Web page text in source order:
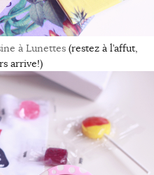
à Lunettes (restez à l’affut,
arrive!)